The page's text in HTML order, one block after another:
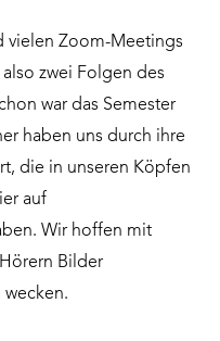
vielen Zoom-Meetings
zwei Folgen des
war das Semester
haben uns durch ihre
die in unseren Köpfen
auf
Wir hoffen mit
Bilder